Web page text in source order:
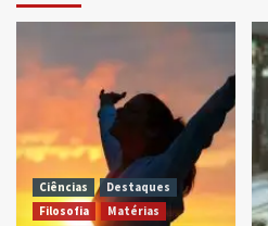
Ciências
Destaques
Filosofia
Matérias